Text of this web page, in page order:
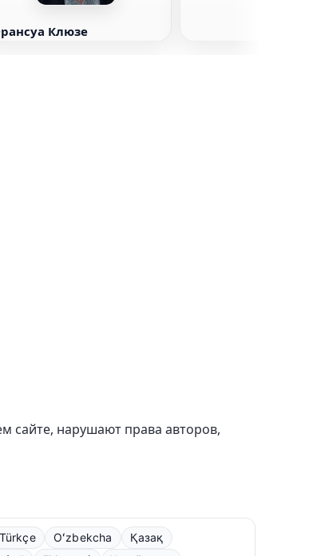
Клюзе
сайте, нарушают права авторов,
Türkçe Oʻzbekcha
Қазақ